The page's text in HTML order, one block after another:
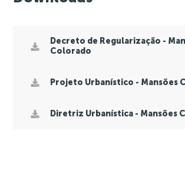
Decreto de Regularização -
Colorado
Projeto Urbanístico - Mansões
Diretriz Urbanística - Mansões